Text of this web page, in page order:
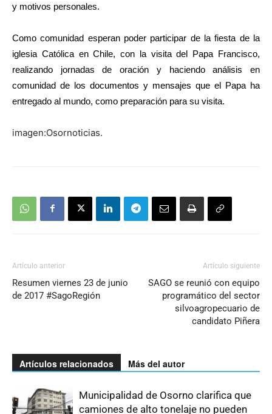
y motivos personales.
Como comunidad esperan poder participar de la fiesta de la
iglesia Católica en Chile, con la visita del Papa Francisco,
realizando jornadas de oración y haciendo análisis en
comunidad de los documentos y mensajes que el Papa ha
entregado al mundo, como preparación para su visita.
imagen:Osornoticias.
Artículo anterior
Resumen viernes 23 de junio
de 2017 #SagoRegión
Artículo siguiente
SAGO se reunió con equipo
programático del sector
silvoagropecuario de
candidato Piñera
Artículos relacionados Más del autor
Municipalidad de Osorno clarifica que
camiones de alto tonelaje no pueden